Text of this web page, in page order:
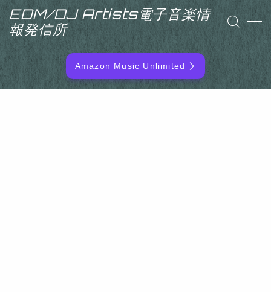
EDM/DJ Artists電子音楽情
報発信所
MENU
EDM/DJ/PD ARTIST
Amazon Music Unlimited